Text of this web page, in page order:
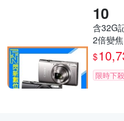
含32G
2倍變
$
限時下殺